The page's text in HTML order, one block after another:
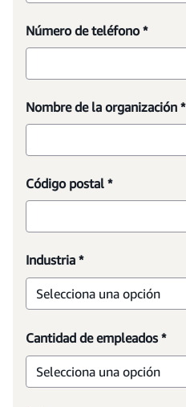
Número de teléfono *
Nombre de la organización *
Código postal *
Industria *
Selecciona una opción
Cantidad de empleados *
Selecciona una opción